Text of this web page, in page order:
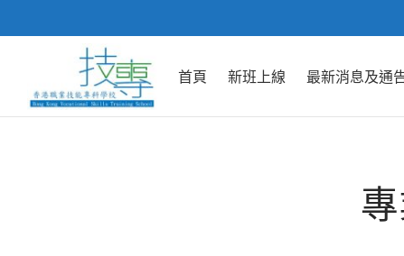
首頁 新班上線 最新消息及通